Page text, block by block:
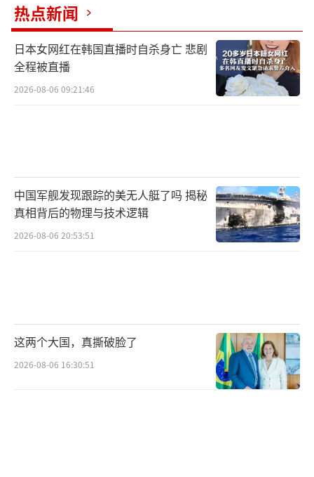
热点新闻
日本女网红在韩国直播时自杀身亡 悲剧
全程被直播
2026-08-06 09:21:46
中国军舰发现跟踪的美无人艇了吗 揭秘
真相背后的物理与技术逻辑
2026-08-06 20:53:51
这两个大国，真撕破脸了
2026-08-06 16:30:51